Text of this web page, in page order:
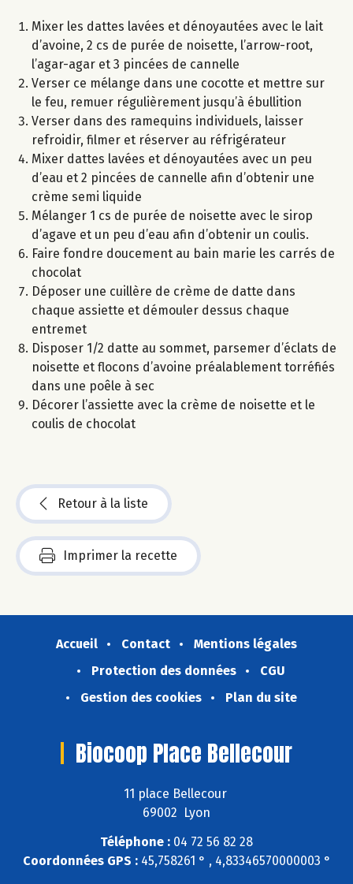
Mixer les dattes lavées et dénoyautées avec le lait
d’avoine, 2 cs de purée de noisette, l’arrow-root,
l’agar-agar et 3 pincées de cannelle
Verser ce mélange dans une cocotte et mettre sur
le feu, remuer régulièrement jusqu’à ébullition
Verser dans des ramequins individuels, laisser
refroidir, filmer et réserver au réfrigérateur
Mixer dattes lavées et dénoyautées avec un peu
d’eau et 2 pincées de cannelle afin d’obtenir une
crème semi liquide
Mélanger 1 cs de purée de noisette avec le sirop
d’agave et un peu d’eau afin d’obtenir un coulis.
Faire fondre doucement au bain marie les carrés de
chocolat
Déposer une cuillère de crème de datte dans
chaque assiette et démouler dessus chaque
entremet
Disposer 1/2 datte au sommet, parsemer d’éclats de
noisette et flocons d’avoine préalablement torréfiés
dans une poêle à sec
Décorer l’assiette avec la crème de noisette et le
coulis de chocolat
Retour à la liste
Imprimer la recette
Accueil Contact
Mentions légales
Protection des données
CGU
Gestion des cookies
Plan du site
Biocoop Place Bellecour
11 place Bellecour
69002 Lyon
Téléphone : 04 72 56 82 28
Coordonnées GPS :45,758261 ° , 4,83346570000003 °